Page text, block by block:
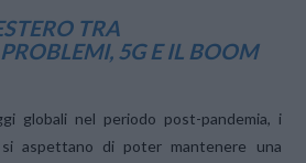
TRA
5G E IL BOOM
globali nel periodo post-pandemia, i
aspettano di poter mantenere una